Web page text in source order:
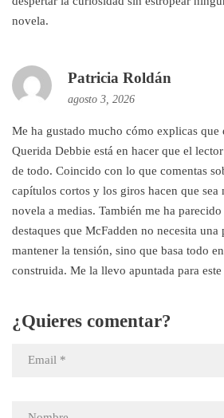
novela.
Patricia Roldán
agosto 3, 2026
Me ha gustado mucho cómo explicas que
Querida Debbie está en hacer que el
de todo. Coincido con lo que comentas
capítulos cortos y los giros hacen que
novela a medias. También me ha parecido
destaques que McFadden no necesita una
mantener la tensión, sino que basa todo
construida. Me la llevo apuntada para
¿Quieres comentar?